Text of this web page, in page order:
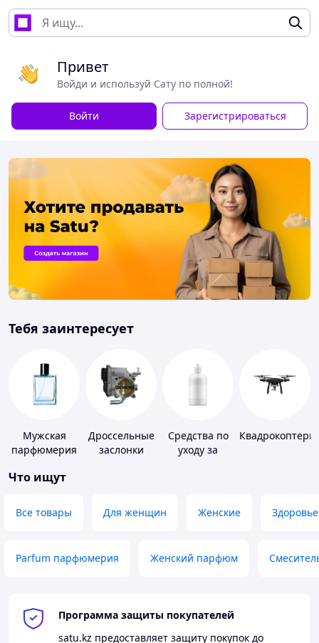
Привет
Войди и используй Сату по полной!
Войти Зарегистрироваться
Тебя заинтересует
Мужская
парфюмерия
Дроссельные
заслонки
Средства по
уходу за
Квадрокоптеры
Что ищут
Все товары Для женщин Женские Здоровье
Parfum парфюмерия Женский парфюм
Программа защиты покупателей
satu.kz предоставляет защиту покупок до